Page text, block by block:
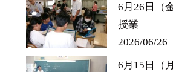
6月26日（
授業
2026/06/26
6月15日（